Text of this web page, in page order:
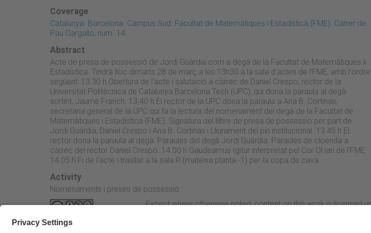
Coverage
Catalunya. Barcelona. Campus Sud. Facultat de Matemàtiques i Estadística (FME). Carrer de
Pau Gargallo, núm. 14.
Abstract
Acte de presa de possessió de Jordi Guàrdia com a degà de la Facultat de Matemàtiques ii
Estadística. Tindrà lloc dimarts 28 de març a les 13h30 a la sala d'actes de l'FME, amb l'ordre
següent: 13.30 h Obertura de l’acte i salutació a càrrec de Daniel Crespo, rector de la
Universitat Politècnica de Catalunya·Barcelona Tech (UPC), qui dona la paraula al degà
sortint, Jaume Franch. 13.40 h El rector de la UPC dona la paraula a Ana B. Cortinas,
secretària general de la UPC qui fa la lectura del nomenament del degà de la Facultat de
Matemàtiques i Estadística (FME). Signatura del llibre de presa de possessió per part de
Jordi Guàrdia, Daniel Crespo i Ana B. Cortinas i Lliurament del pin institucional. 13.45 h El
rector dona la paraula al degà. Paraules del degà Jordi Guàrdia. Paraules de cloenda a
càrrec del rector Daniel Crespo. 14.00 h Gaudeamus Igitur interpretat pel Cor Ol·lari de l’FME
14.05 h Fi de l’acte i trasllat a la sala R (mateixa planta -1) per la copa de cava.
Activity
Nomenaments i preses de possessió
Except where otherwise noted, content on this work is licensed